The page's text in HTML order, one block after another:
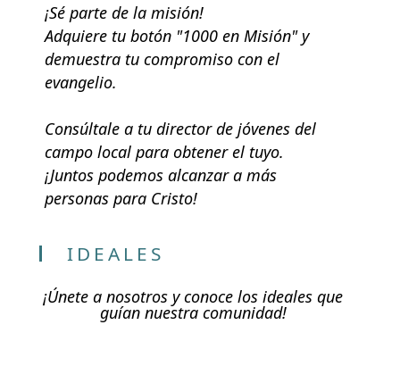
¡Sé parte de la misión!
Adquiere tu botón "1000 en Misión" y
demuestra tu compromiso con el
evangelio.
Consúltale a tu director de jóvenes del
campo local para obtener el tuyo.
¡Juntos podemos alcanzar a más
personas para Cristo!
IDEALES
¡Únete a nosotros y conoce los ideales que
guían nuestra comunidad!